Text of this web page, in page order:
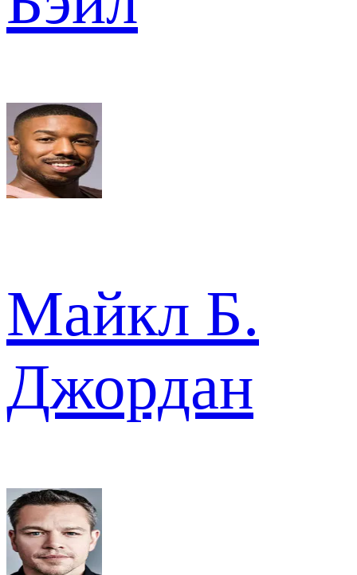
Майкл Б.
Джордан